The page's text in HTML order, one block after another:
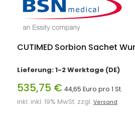
CUTIMED Sorbion Sachet
Lieferung: 1-2 Werktage (DE)
535,75 € 44,65 Euro pro 1 St.
inkl. inkl. 19% MwSt. zzgl. Versand